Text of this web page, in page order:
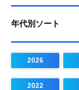
年代別ソート
2026
2022